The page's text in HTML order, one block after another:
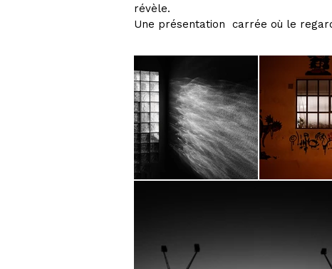
révèle.
Une présentation carrée où le